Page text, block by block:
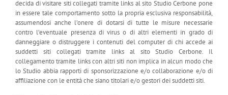
decida di visitare siti collegati tramite links al sito Studio Cerbone pone
in essere tale comportamento sotto la propria esclusiva responsabilità,
assumendosi anche l’onere di dotarsi di tutte le misure necessarie
contro l’eventuale presenza di virus o di altri elementi in grado di
danneggiare o distruggere i contenuti del computer di chi accede ai
suddetti siti collegati tramite links al sito Studio Cerbone. Il
collegamento tramite links con altri siti non implica in alcun modo che
lo Studio abbia rapporti di sponsorizzazione e/o collaborazione e/o di
affiliazione con le entità che siano titolari e/o gestori dei suddetti siti.